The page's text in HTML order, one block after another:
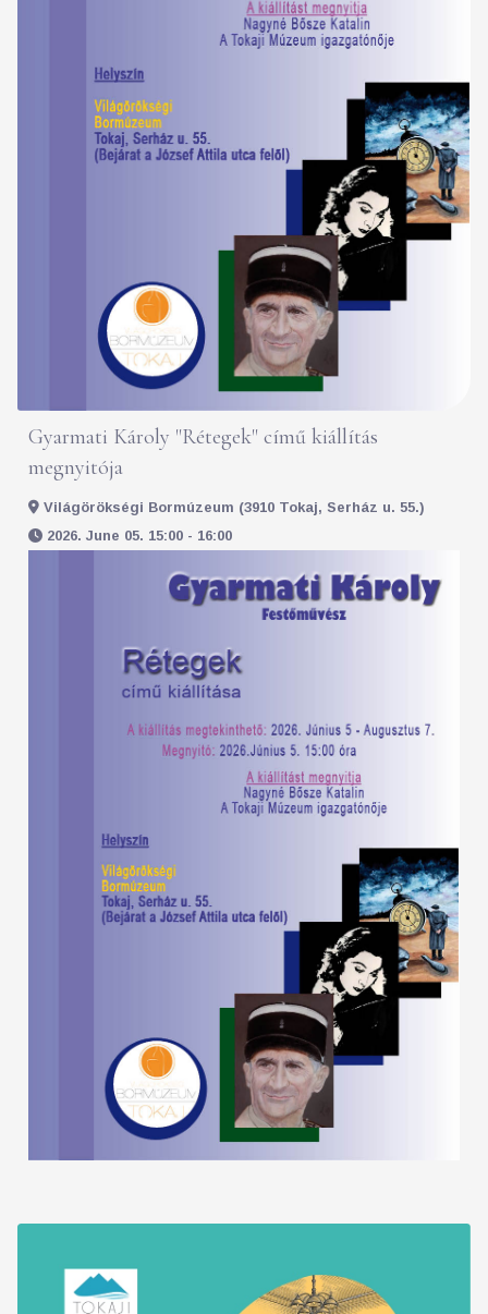
Gyarmati Károly "Rétegek" című kiállítás
megnyitója
Világörökségi Bormúzeum (3910 Tokaj, Serház u. 55.)
2026. June 05. 15:00 - 16:00